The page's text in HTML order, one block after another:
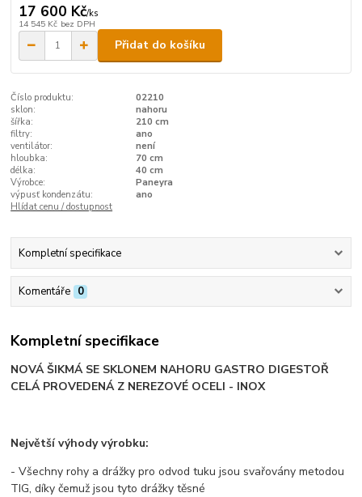
17 600 Kč/ks
14 545 Kč bez DPH
Přidat do košíku
Číslo produktu:
02210
sklon:
nahoru
šířka:
210 cm
filtry:
ano
ventilátor:
není
hloubka:
70 cm
délka:
40 cm
Výrobce:
Paneyra
výpusť kondenzátu:
ano
Hlídat cenu / dostupnost
Kompletní specifikace
Komentáře 0
Kompletní specifikace
NOVÁ ŠIKMÁ SE SKLONEM NAHORU GASTRO DIGESTOŘ
CELÁ PROVEDENÁ Z NEREZOVÉ OCELI - INOX
Největší výhody výrobku:
- Všechny rohy a drážky pro odvod tuku jsou svařovány metodou
TIG, díky čemuž jsou tyto drážky těsné